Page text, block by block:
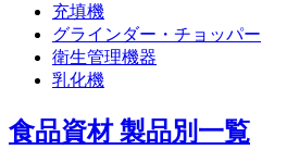
充填機
グラインダー・チョッパー
衛生管理機器
乳化機
食品資材 製品別一覧